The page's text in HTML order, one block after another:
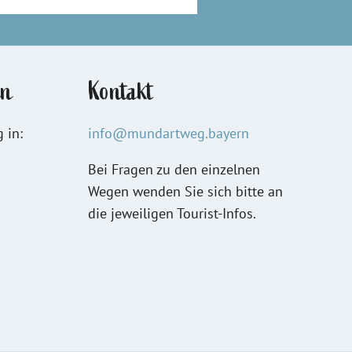
in:
Kontakt
info@mundartweg.bayern
Bei Fragen zu den einzelnen
Wegen wenden Sie sich bitte an
die jeweiligen Tourist-Infos.